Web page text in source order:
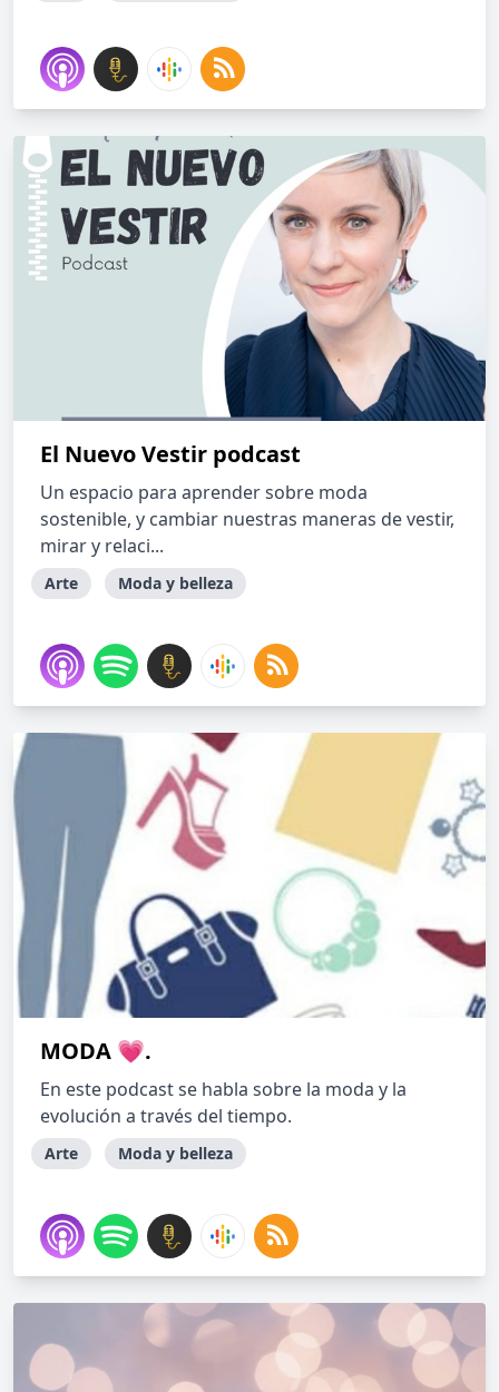
El Nuevo Vestir podcast
Un espacio para aprender sobre moda
sostenible, y cambiar nuestras maneras de vestir,
mirar y relaci...
Arte Moda y belleza
MODA 💗.
En este podcast se habla sobre la moda y la
evolución a través del tiempo.
Arte Moda y belleza